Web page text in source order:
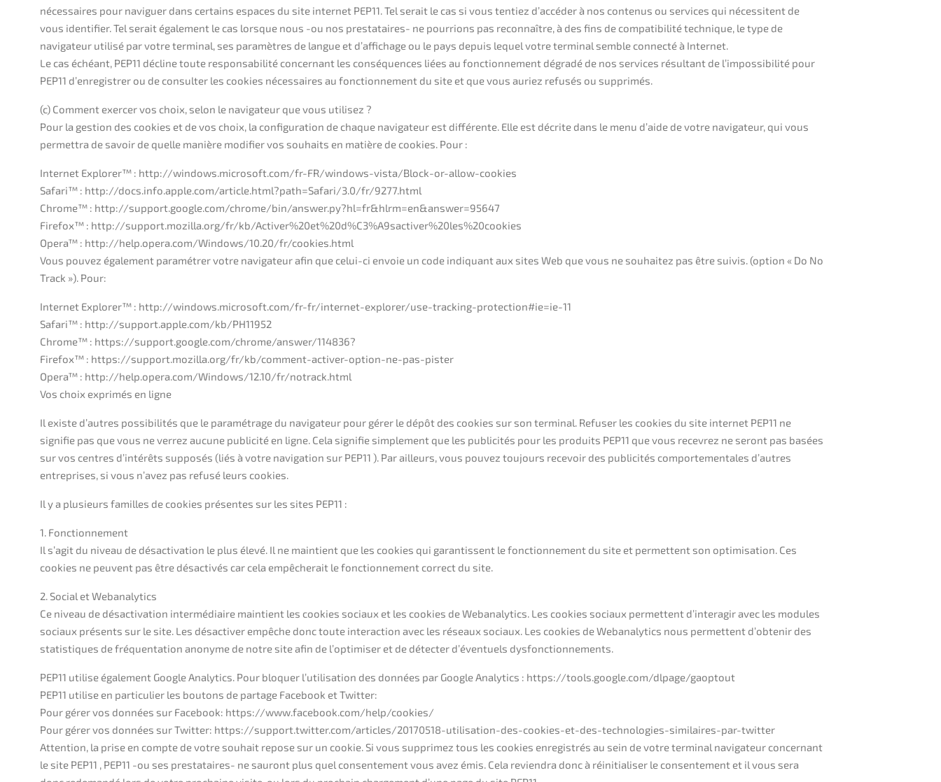
nécessaires pour naviguer dans certains espaces du site internet PEP11. Tel serait le cas si vous tentiez d’accéder à nos contenus ou services qui nécessitent de
vous identifier. Tel serait également le cas lorsque nous -ou nos prestataires- ne pourrions pas reconnaître, à des fins de compatibilité technique, le type de
navigateur utilisé par votre terminal, ses paramètres de langue et d’affichage ou le pays depuis lequel votre terminal semble connecté à Internet.
Le cas échéant, PEP11 décline toute responsabilité concernant les conséquences liées au fonctionnement dégradé de nos services résultant de l’impossibilité pour
PEP11 d’enregistrer ou de consulter les cookies nécessaires au fonctionnement du site et que vous auriez refusés ou supprimés.
(c) Comment exercer vos choix, selon le navigateur que vous utilisez ?
Pour la gestion des cookies et de vos choix, la configuration de chaque navigateur est différente. Elle est décrite dans le menu d’aide de votre navigateur, qui vous
permettra de savoir de quelle manière modifier vos souhaits en matière de cookies. Pour :
Internet Explorer™ : http://windows.microsoft.com/fr-FR/windows-vista/Block-or-allow-cookies
Safari™ : http://docs.info.apple.com/article.html?path=Safari/3.0/fr/9277.html
Chrome™ : http://support.google.com/chrome/bin/answer.py?hl=fr&hlrm=en&answer=95647
Firefox™ : http://support.mozilla.org/fr/kb/Activer%20et%20d%C3%A9sactiver%20les%20cookies
Opera™ : http://help.opera.com/Windows/10.20/fr/cookies.html
Vous pouvez également paramétrer votre navigateur afin que celui-ci envoie un code indiquant aux sites Web que vous ne souhaitez pas être suivis. (option « Do No
Track »). Pour:
Internet Explorer™ : http://windows.microsoft.com/fr-fr/internet-explorer/use-tracking-protection#ie=ie-11
Safari™ : http://support.apple.com/kb/PH11952
Chrome™ : https://support.google.com/chrome/answer/114836?
Firefox™ : https://support.mozilla.org/fr/kb/comment-activer-option-ne-pas-pister
Opera™ : http://help.opera.com/Windows/12.10/fr/notrack.html
Vos choix exprimés en ligne
Il existe d’autres possibilités que le paramétrage du navigateur pour gérer le dépôt des cookies sur son terminal. Refuser les cookies du site internet PEP11 ne
signifie pas que vous ne verrez aucune publicité en ligne. Cela signifie simplement que les publicités pour les produits PEP11 que vous recevrez ne seront pas basées
sur vos centres d’intérêts supposés (liés à votre navigation sur PEP11 ). Par ailleurs, vous pouvez toujours recevoir des publicités comportementales d’autres
entreprises, si vous n’avez pas refusé leurs cookies.
Il y a plusieurs familles de cookies présentes sur les sites PEP11 :
1. Fonctionnement
Il s’agit du niveau de désactivation le plus élevé. Il ne maintient que les cookies qui garantissent le fonctionnement du site et permettent son optimisation. Ces
cookies ne peuvent pas être désactivés car cela empêcherait le fonctionnement correct du site.
2. Social et Webanalytics
Ce niveau de désactivation intermédiaire maintient les cookies sociaux et les cookies de Webanalytics. Les cookies sociaux permettent d’interagir avec les modules
sociaux présents sur le site. Les désactiver empêche donc toute interaction avec les réseaux sociaux. Les cookies de Webanalytics nous permettent d’obtenir des
statistiques de fréquentation anonyme de notre site afin de l’optimiser et de détecter d’éventuels dysfonctionnements.
PEP11 utilise également Google Analytics. Pour bloquer l’utilisation des données par Google Analytics : https://tools.google.com/dlpage/gaoptout
PEP11 utilise en particulier les boutons de partage Facebook et Twitter:
Pour gérer vos données sur Facebook: https://www.facebook.com/help/cookies/
Pour gérer vos données sur Twitter: https://support.twitter.com/articles/20170518-utilisation-des-cookies-et-des-technologies-similaires-par-twitter
Attention, la prise en compte de votre souhait repose sur un cookie. Si vous supprimez tous les cookies enregistrés au sein de votre terminal navigateur concernant
le site PEP11 , PEP11 -ou ses prestataires- ne sauront plus quel consentement vous avez émis. Cela reviendra donc à réinitialiser le consentement et il vous sera